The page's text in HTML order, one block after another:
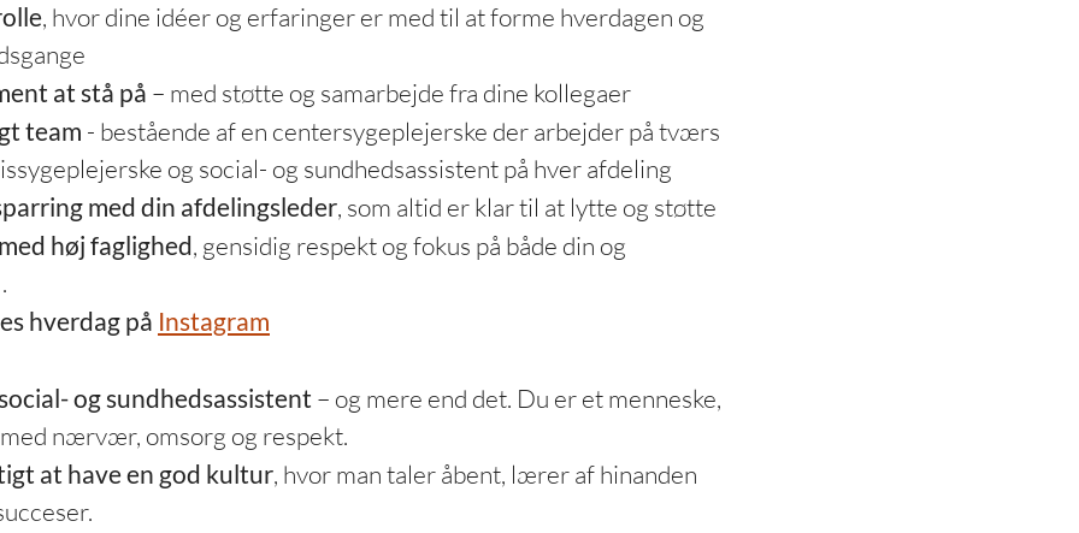
, hvor dine idéer og erfaringer er med til at forme hverdagen og
at stå på – med støtte og samarbejde fra dine kollegaer
team - bestående af en centersygeplejerske der arbejder på tværs
og social- og sundhedsassistent på hver afdeling
med din afdelingsleder, som altid er klar til at lytte og støtte
høj faglighed, gensidig respekt og fokus på både din og
hverdag på Instagram
og sundhedsassistent – og mere end det. Du er et menneske,
nærvær, omsorg og respekt.
at have en god kultur, hvor man taler åbent, lærer af hinanden